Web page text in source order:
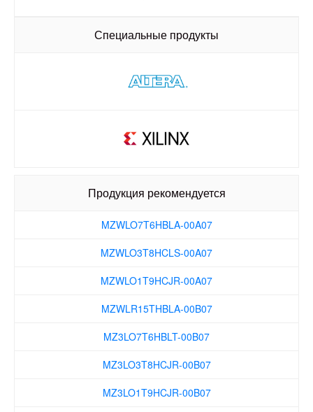
Специальные продукты
Продукция рекомендуется
MZWLO3T8HCLS-00A07
MZWLR15THBLA-00B07
MZ3LO3T8HCJR-00B07
MZ3LO15THBLA-00B07
MZWLO7T6HBLA-00A07
MZWLO3T8HCLS-00A07
MZWLO1T9HCJR-00A07
MZWLR15THBLA-00B07
MZ3LO7T6HBLT-00B07
MZ3LO3T8HCJR-00B07
MZ3LO1T9HCJR-00B07